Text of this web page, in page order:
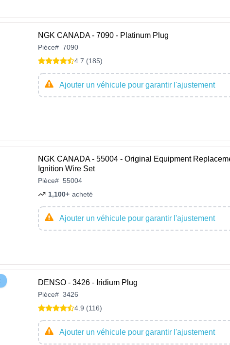
NGK CANADA - 7090 - Platinum Plug
Pièce# 7090
4.7 (185)
Ajouter un véhicule pour garantir l'ajustement
NGK CANADA - 55004 - Original Equipment
Ignition Wire Set
Pièce# 55004
1,100+ acheté
Ajouter un véhicule pour garantir l'ajustement
DENSO - 3426 - Iridium Plug
Pièce# 3426
4.9 (116)
Ajouter un véhicule pour garantir l'ajustement